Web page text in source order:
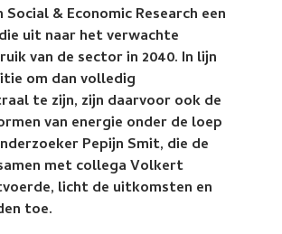
& Economic Research een
uit naar het verwachte
van de sector in 2040. In lijn
om dan volledig
te zijn, zijn daarvoor ook de
van energie onder de loep
Pepijn Smit, die de
met collega Volkert
licht de uitkomsten en
toe.